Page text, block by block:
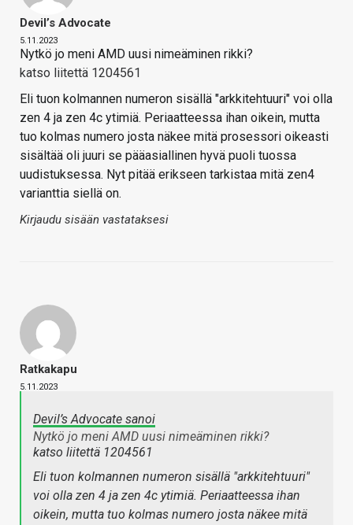
Devil’s Advocate
5.11.2023
Nytkö jo meni AMD uusi nimeäminen rikki?
katso liitettä 1204561
Eli tuon kolmannen numeron sisällä "arkkitehtuuri" voi olla
zen 4 ja zen 4c ytimiä. Periaatteessa ihan oikein, mutta
tuo kolmas numero josta näkee mitä prosessori oikeasti
sisältää oli juuri se pääasiallinen hyvä puoli tuossa
uudistuksessa. Nyt pitää erikseen tarkistaa mitä zen4
varianttia siellä on.
Kirjaudu sisään vastataksesi
Ratkakapu
5.11.2023
Devil’s Advocate sanoi
Nytkö jo meni AMD uusi nimeäminen rikki?
katso liitettä 1204561
Eli tuon kolmannen numeron sisällä "arkkitehtuuri"
voi olla zen 4 ja zen 4c ytimiä. Periaatteessa ihan
oikein, mutta tuo kolmas numero josta näkee mitä